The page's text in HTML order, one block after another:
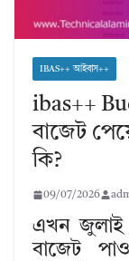
IBAS++ আইবাস++
ibas++
বাজেট
কি?
09/07/2026
এখন জুলাই
বাজেট